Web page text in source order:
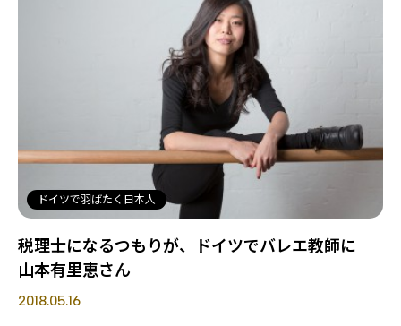
ドイツで羽ばたく日本人
税理士になるつもりが、ドイツでバレエ教師に
山本有里恵さん
2018.05.16